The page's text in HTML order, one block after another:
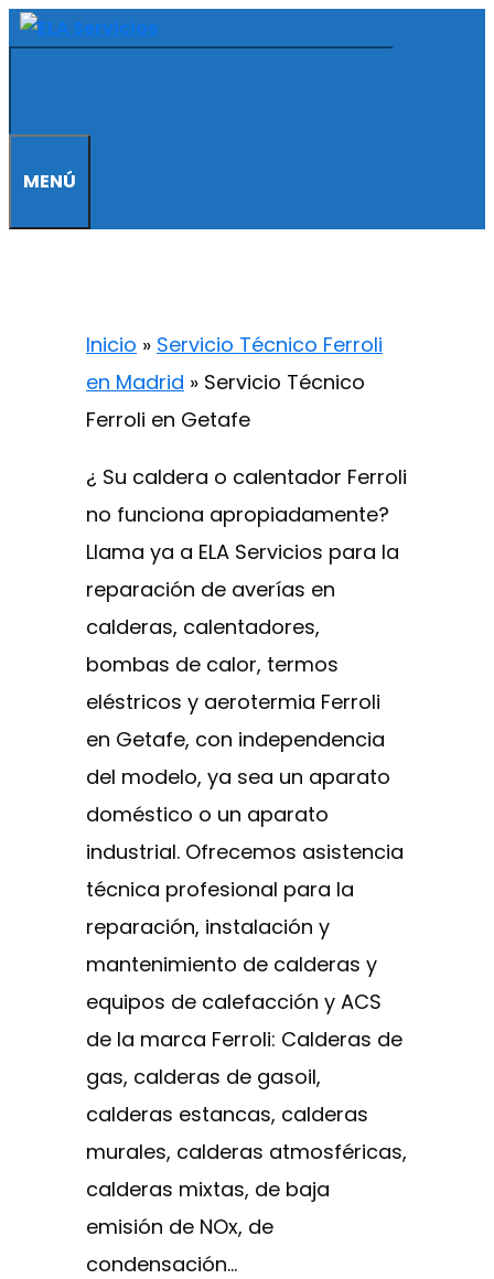
Saltar
MENÚ
Inicio » Servicio Técnico Ferroli
en Madrid » Servicio Técnico
Ferroli en Getafe
¿ Su caldera o calentador Ferroli
no funciona apropiadamente?
Llama ya a ELA Servicios para la
reparación de averías en
calderas, calentadores,
bombas de calor, termos
eléstricos y aerotermia Ferroli
en Getafe, con independencia
del modelo, ya sea un aparato
doméstico o un aparato
industrial. Ofrecemos asistencia
técnica profesional para la
reparación, instalación y
mantenimiento de calderas y
equipos de calefacción y ACS
de la marca Ferroli: Calderas de
gas, calderas de gasoil,
calderas estancas, calderas
murales, calderas atmosféricas,
calderas mixtas, de baja
emisión de NOx, de
condensación…